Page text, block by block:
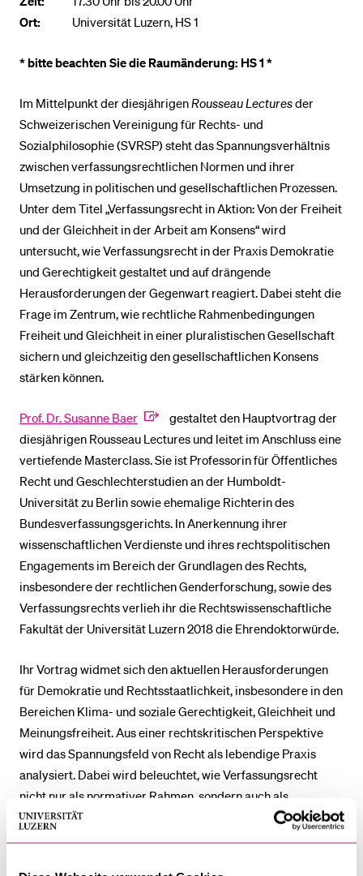
Ort:
Universität Luzern, HS 1
* bitte beachten Sie die Raumänderung: HS 1 *
Im Mittelpunkt der diesjährigenRousseau Lecturesder
Schweizerischen Vereinigung für Rechts- und
Sozialphilosophie (SVRSP) steht das Spannungsverhältnis
zwischen verfassungsrechtlichen Normen und ihrer
Umsetzung in politischen und gesellschaftlichen Prozessen.
Unter dem Titel „Verfassungsrecht in Aktion: Von der Freiheit
und der Gleichheit in der Arbeit am Konsens“ wird
untersucht, wie Verfassungsrecht in der Praxis Demokratie
und Gerechtigkeit gestaltet und auf drängende
Herausforderungen der Gegenwart reagiert. Dabei steht die
Frage im Zentrum, wie rechtliche Rahmenbedingungen
Freiheit und Gleichheit in einer pluralistischen Gesellschaft
sichern und gleichzeitig den gesellschaftlichen Konsens
stärken können.
Prof. Dr. Susanne Baer
gestaltet den Hauptvortrag der
diesjährigen Rousseau Lectures und leitet im Anschluss eine
vertiefende Masterclass. Sie ist Professorin für Öffentliches
Recht und Geschlechterstudien an der Humboldt-
Universität zu Berlin sowie ehemalige Richterin des
Bundesverfassungsgerichts. In Anerkennung ihrer
wissenschaftlichen Verdienste und ihres rechtspolitischen
Engagements im Bereich der Grundlagen des Rechts,
insbesondere der rechtlichen Genderforschung, sowie des
Verfassungsrechts verlieh ihr die Rechtswissenschaftliche
Fakultät der Universität Luzern 2018 die Ehrendoktorwürde.
Ihr Vortrag widmet sich den aktuellen Herausforderungen
für Demokratie und Rechtsstaatlichkeit, insbesondere in den
Bereichen Klima- und soziale Gerechtigkeit, Gleichheit und
Meinungsfreiheit. Aus einer rechtskritischen Perspektive
wird das Spannungsfeld von Recht als lebendige Praxis
analysiert. Dabei wird beleuchtet, wie Verfassungsrecht
nicht nur als normativer Rahmen, sondern auch als
dynamisches Instrument gesellschaftlicher
Aushandlungsprozesse fungiert. Besonderes Augenmerk